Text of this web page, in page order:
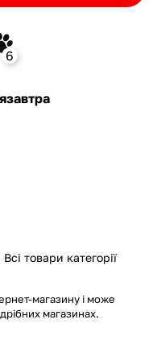
6
Всі товари категорії
магазину і може
магазинах.